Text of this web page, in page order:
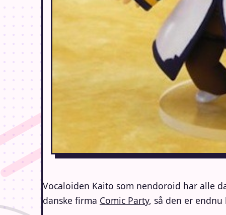
Vocaloiden Kaito som nendoroid har alle
danske firma Comic Party, så den er